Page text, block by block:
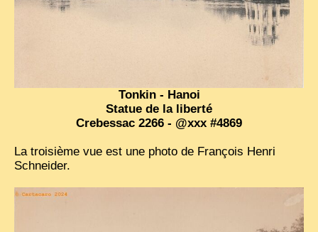
Tonkin - Hanoi
Statue de la liberté
Crebessac 2266 - @xxx #4869
La troisième vue est une photo de François Henri
Schneider.